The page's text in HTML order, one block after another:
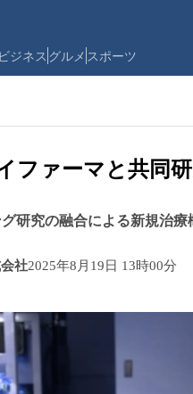
ビジネス グルメ スポーツ
ファーマと共同
研究の融合による新規治療
社2025年8月19日 13時00分